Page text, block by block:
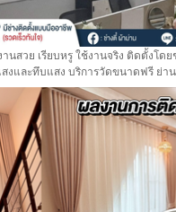
นสวย เรียบหรู ใช้งานจริง ติดตั้งโด
งและทึบแสง บริการวัดขนาดฟรี ย่าน